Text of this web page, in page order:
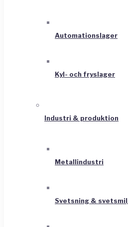
Automationslager
Kyl- och fryslager
Industri & produktion
Metallindustri
Svetsning &